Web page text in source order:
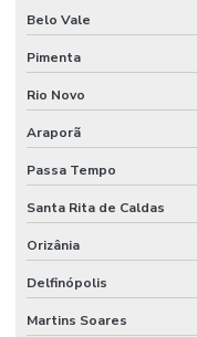
Belo Vale
Pimenta
Rio Novo
Araporã
Passa Tempo
Santa Rita de Caldas
Orizânia
Delfinópolis
Martins Soares